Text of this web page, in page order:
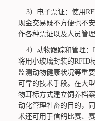
3）电子票证：使用
现金交易既不方便也不
作各种票证以及人员管
4）动物跟踪和管理：
将用小玻璃封装的RFID
监测动物健康状况等重
可靠的技术手段。在大
物耳标方式建立饲养档
动化管理牲畜的目的，
术还可用于信鸽比赛、